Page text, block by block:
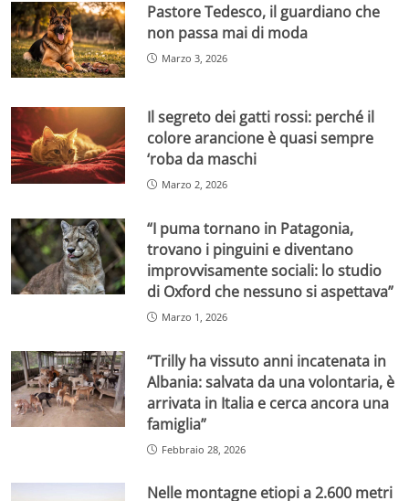
Pastore Tedesco, il guardiano che
non passa mai di moda
Marzo 3, 2026
Il segreto dei gatti rossi: perché il
colore arancione è quasi sempre
‘roba da maschi
Marzo 2, 2026
“I puma tornano in Patagonia,
trovano i pinguini e diventano
improvvisamente sociali: lo studio
di Oxford che nessuno si aspettava”
Marzo 1, 2026
“Trilly ha vissuto anni incatenata in
Albania: salvata da una volontaria, è
arrivata in Italia e cerca ancora una
famiglia”
Febbraio 28, 2026
Nelle montagne etiopi a 2.600 metri